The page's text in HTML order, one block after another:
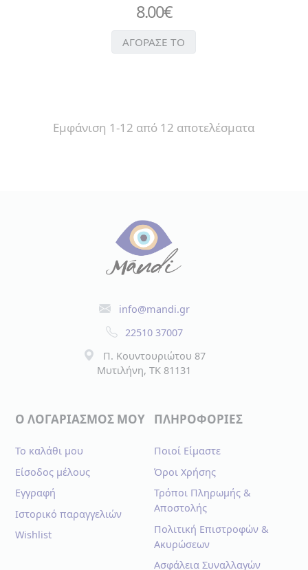
8.00€
ΑΓΟΡΑΣΕ ΤΟ
Εμφάνιση 1-12 από 12 αποτελέσματα
info@mandi.gr
22510 37007
Π. Κουντουριώτου 87
Μυτιλήνη, TK 81131
Ο ΛΟΓΑΡΙΑΣΜΟΣ ΜΟΥ
Το καλάθι μου
Είσοδος μέλους
Εγγραφή
Ιστορικό παραγγελιών
Wishlist
ΠΛΗΡΟΦΟΡΙΕΣ
Ποιοί Είμαστε
Όροι Χρήσης
Τρόποι Πληρωμής &
Αποστολής
Πολιτική Επιστροφών &
Ακυρώσεων
Ασφάλεια Συναλλαγών